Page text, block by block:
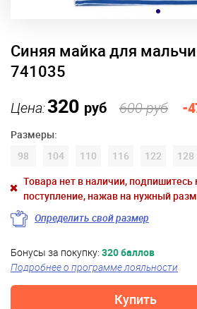
Синяя майка для
741035
Цена:320 руб 600 руб -
Размеры:
98
104 110 116 122 128
Товара нет в наличии, подпишитесь
поступление, нажав на нужный
Определить свой размер
Бонусы за покупку: 320 баллов
Подробнее о программе лояльности
Купить